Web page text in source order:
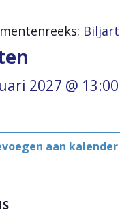
2027 @ 13:00
aan kalender